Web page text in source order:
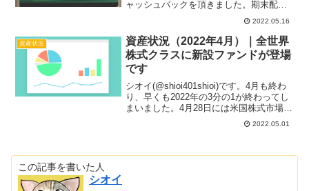
ャッシュバックを頂きました。期末配当
金については前期と同額です。インデッ
クス投資中心なので普段は配当金とは縁
遠い投資活動をしています。そんな中で
少額でやっ...
2022.05.16
資産状況
資産状況（2022年4月）｜全世界
株式クラスに新設ファンドが登場
です
シオイ(@shioi401shioi)です。4月も終わ
り、早くも2022年の3分の1が終わってし
まいました。4月28日には米国株式市場も
また値を下げており、格言の「Sell in
May」通り5月は株を売ってしばらく静観
2022.05.01
この記事を書いた人
シオイ